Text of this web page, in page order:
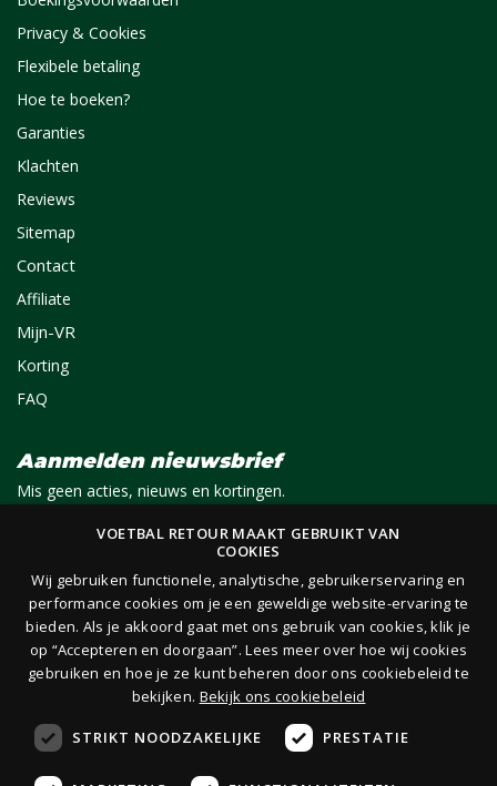
Privacy & Cookies
Flexibele betaling
Hoe te boeken?
Garanties
Klachten
Reviews
Sitemap
Contact
Affiliate
Mijn-VR
Korting
FAQ
Aanmelden nieuwsbrief
Mis geen acties, nieuws en kortingen.
Je ontvangt 1x per maand per e-mail van ons een nieuwsbrief op het door jou opgegeven
e-mailadres. Lees hier onze privacy- en cookieverklaring.
VOETBAL RETOUR MAAKT GEBRUIKT VAN
COOKIES
Wij gebruiken functionele, analytische, gebruikerservaring en
performance cookies om je een geweldige website-ervaring te
bieden. Als je akkoord gaat met ons gebruik van cookies, klik je
op “Accepteren en doorgaan”. Lees meer over hoe wij cookies
gebruiken en hoe je ze kunt beheren door ons cookiebeleid te
bekijken. Bekijk ons cookiebeleid
STRIKT NOODZAKELIJKE PRESTATIE